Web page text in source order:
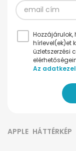
hírlevel(ek)et
üzletszerzési
Az
APPLE HÁTTÉRKÉP